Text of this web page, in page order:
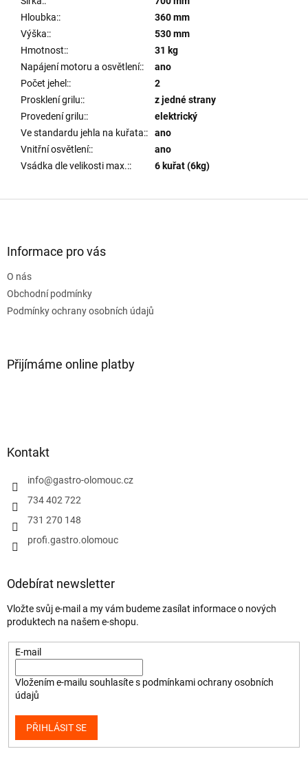
Hloubka::
360 mm
Výška::
530 mm
Hmotnost::
31 kg
Napájení motoru a osvětlení::
ano
Počet jehel::
2
Prosklení grilu::
z jedné strany
Provedení grilu::
elektrický
Ve standardu jehla na kuřata::
ano
Vnitřní osvětlení::
ano
Vsádka dle velikosti max.:: 6 kuřat (6kg)
Informace pro vás
O nás
Obchodní podmínky
Podmínky ochrany osobních údajů
Přijímáme online platby
Kontakt
info@gastro-olomouc.cz
734 402 722
731 270 148
profi.gastro.olomouc
Odebírat newsletter
Vložte svůj e-mail a my vám budeme zasílat informace o nových
produktech na našem e-shopu.
E-mail
Vložením e-mailu souhlasíte s podmínkami ochrany osobních
údajů
PŘIHLÁSIT SE